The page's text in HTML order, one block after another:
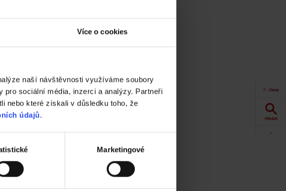
Více o cookies
naší návštěvnosti využíváme soubory
sociální média, inzerci a analýzy. Partneři
nebo které získali v důsledku toho, že
údajů.
Marketingové
Close
Hledat